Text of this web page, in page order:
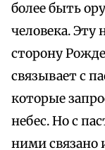
более быть
человека.
сторону
связывает с
которые
небес. Но с
ними связано